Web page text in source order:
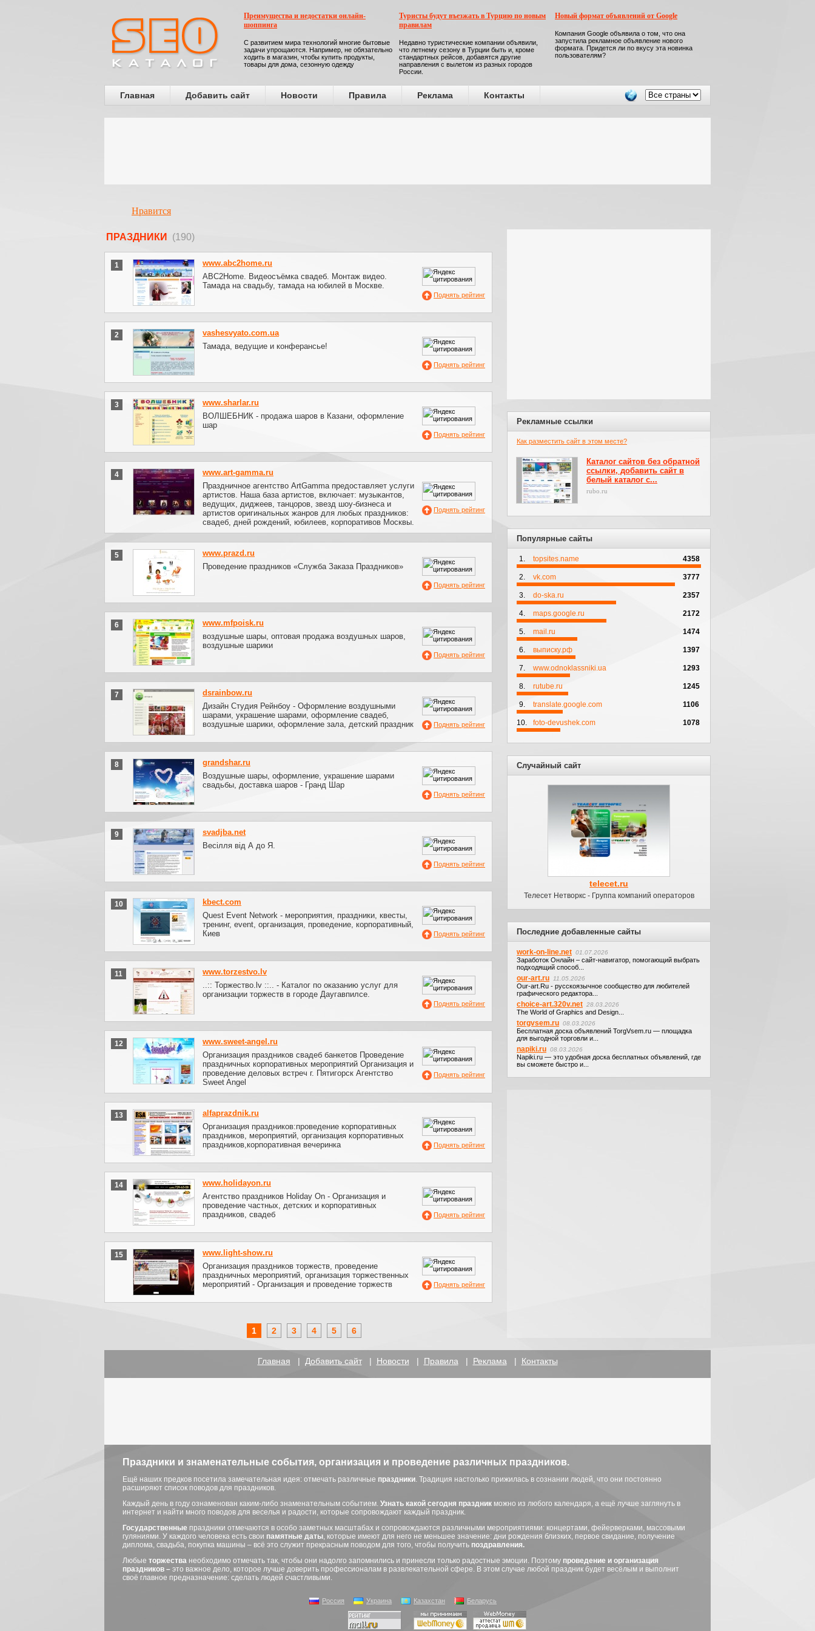
Преимущества и недостатки онлайн-
шоппинга
С развитием мира технологий многие бытовые
задачи упрощаются. Например, не обязательно
ходить в магазин, чтобы купить продукты,
товары для дома, сезонную одежду
Туристы будут въезжать в Турцию по новым
правилам
Недавно туристические компании объявили,
что летнему сезону в Турции быть и, кроме
стандартных рейсов, добавятся другие
направления с вылетом из разных городов
России.
Новый формат объявлений от Google
Компания Google объявила о том, что она
запустила рекламное объявление нового
формата. Придется ли по вкусу эта новинка
пользователям?
Главная Добавить сайт Новости Правила Реклама Контакты
Нравится
ПРАЗДНИКИ (190)
1
www.abc2home.ru
ABC2Home. Видеосъёмка свадеб. Монтаж видео.
Тамада на свадьбу, тамада на юбилей в Москве.
Поднять рейтинг
2
vashesvyato.com.ua
Тамада, ведущие и конферансье!
Поднять рейтинг
3
www.sharlar.ru
ВОЛШЕБНИК - продажа шаров в Казани, оформление
шар
Поднять рейтинг
4
www.art-gamma.ru
Праздничное агентство ArtGamma предоставляет услуги
артистов. Наша база артистов, включает: музыкантов,
ведущих, диджеев, танцоров, звезд шоу-бизнеса и
артистов оригинальных жанров для любых праздников:
свадеб, дней рождений, юбилеев, корпоративов Москвы.
Поднять рейтинг
5
www.prazd.ru
Проведение праздников «Служба Заказа Праздников»
Поднять рейтинг
6
www.mfpoisk.ru
воздушные шары, оптовая продажа воздушных шаров,
воздушные шарики
Поднять рейтинг
7
dsrainbow.ru
Дизайн Студия Рейнбоу - Оформление воздушными
шарами, украшение шарами, оформление свадеб,
воздушные шарики, оформление зала, детский праздник
Поднять рейтинг
8
grandshar.ru
Воздушные шары, оформление, украшение шарами
свадьбы, доставка шаров - Гранд Шар
Поднять рейтинг
9
svadjba.net
Весілля від А до Я.
Поднять рейтинг
10
kbect.com
Quest Event Network - мероприятия, праздники, квесты,
тренинг, event, организация, проведение, корпоративный,
Киев
Поднять рейтинг
11
www.torzestvo.lv
..:: Торжество.lv ::.. - Каталог по оказанию услуг для
организации торжеств в городе Даугавпилсе.
Поднять рейтинг
12
www.sweet-angel.ru
Организация праздников свадеб банкетов Проведение
праздничных корпоративных мероприятий Организация и
проведение деловых встреч г. Пятигорск Агентство
Sweet Angel
Поднять рейтинг
13
alfaprazdnik.ru
Организация праздников:проведение корпоративных
праздников, мероприятий, организация корпоративных
праздников,корпоративная вечеринка
Поднять рейтинг
14
www.holidayon.ru
Агентство праздников Holiday On - Организация и
проведение частных, детских и корпоративных
праздников, свадеб
Поднять рейтинг
15
www.light-show.ru
Организация праздников торжеств, проведение
праздничных мероприятий, организация торжественных
мероприятий - Организация и проведение торжеств
Поднять рейтинг
1 2 3 4 5 6
Рекламные ссылки
Как разместить сайт в этом месте?
Каталог сайтов без обратной
ссылки, добавить сайт в
белый каталог с...
rubo.ru
Популярные сайты
1. topsites.name 4358
2. vk.com 3777
3. do-ska.ru 2357
4. maps.google.ru 2172
5. mail.ru 1474
6. выписку.рф 1397
7. www.odnoklassniki.ua 1293
8. rutube.ru 1245
9. translate.google.com 1106
10. foto-devushek.com 1078
Случайный сайт
telecet.ru
Телесет Нетворкс - Группа компаний операторов
Последние добавленные сайты
work-on-line.net 01.07.2026
Заработок Онлайн – сайт-навигатор, помогающий выбрать
подходящий способ...
our-art.ru 11.05.2026
Our-art.Ru - русскоязычное сообщество для любителей
графического редактора...
choice-art.320v.net 28.03.2026
The World of Graphics and Design...
torgvsem.ru 08.03.2026
Бесплатная доска объявлений TorgVsem.ru — площадка
для выгодной торговли и...
napiki.ru 08.03.2026
Napiki.ru — это удобная доска бесплатных объявлений, где
вы сможете быстро и...
Главная | Добавить сайт| Новости | Правила | Реклама | Контакты
Праздники и знаменательные события, организация и проведение различных праздников.
Ещё наших предков посетила замечательная идея: отмечать различные праздники. Традиция настолько прижилась в сознании людей, что они постоянно
расширяют список поводов для праздников.
Каждый день в году ознаменован каким-либо знаменательным событием. Узнать какой сегодня праздник можно из любого календаря, а ещё лучше заглянуть в
интернет и найти много поводов для веселья и радости, которые сопровождают каждый праздник.
Государственные праздники отмечаются в особо заметных масштабах и сопровождаются различными мероприятиями: концертами, фейерверками, массовыми
гуляниями. У каждого человека есть свои памятные даты, которые имеют для него не меньшее значение: дни рождения близких, первое свидание, получение
диплома, свадьба, покупка машины – всё это служит прекрасным поводом для того, чтобы получить поздравления.
Любые торжества необходимо отмечать так, чтобы они надолго запомнились и принесли только радостные эмоции. Поэтому проведение и организация
праздников – это важное дело, которое лучше доверить профессионалам в развлекательной сфере. В этом случае любой праздник будет весёлым и выполнит
своё главное предназначение: сделать людей счастливыми.
Россия Украина Казахстан Беларусь